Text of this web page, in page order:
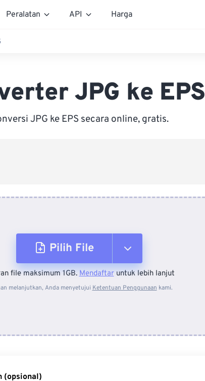
Peralatan API Harga
JPG ke EPS
JPG ke EPS secara online, gratis.
Pilih File
Dari Perangkat
file maksimum 1GB.Mendaftaruntuk lebih lanjut
melanjutkan, Anda menyetujui Ketentuan Penggunaan kami.
(opsional)